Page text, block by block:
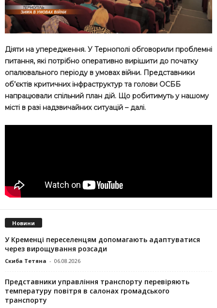
Діяти на упередження. У Тернополі обговорили проблемні
питання, які потрібно оперативно вирішити до початку
опалювального періоду в умовах війни. Представники
об’єктів критичних інфраструктур та голови ОСББ
напрацювали спільний план дій. Що робитимуть у нашому
місті в разі надзвичайних ситуацій – далі.
Новини
У Кременці переселенцям допомагають адаптуватися
через вирощування розсади
Скиба Тетяна - 06.08.2026
Представники управління транспорту перевіряють
температуру повітря в салонах громадського
транспорту